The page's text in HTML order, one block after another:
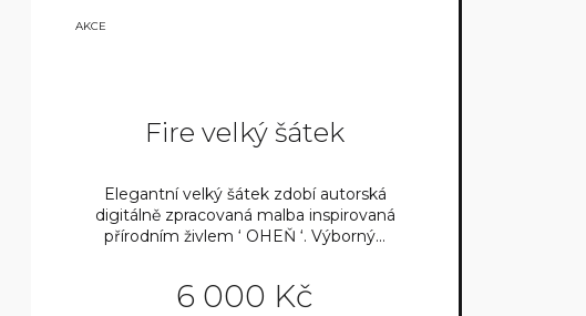
AKCE
Fire velký šátek
6 000 Kč
Elegantní velký šátek zdobí autorská
digitálně zpracovaná malba inspirovaná
přírodním živlem ‘ OHEŇ ‘. Výborný...